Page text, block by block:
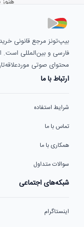
بیپ‌تونز مرجع قانونی
فارسی و بین‌المللی است.
محتوای صوتی
ارتباط با ما
شرایط استفاده
تماس با ما
همکاری با ما
سوالات متداول
شبکه‌های اجتماعی
اینستاگرام